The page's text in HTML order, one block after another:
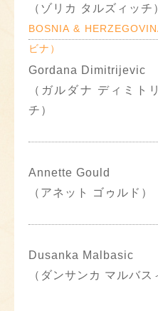
（ゾリカ タルズィッチ
BOSNIA &
ビナ）
Gordana Dimitrijevic
（ガルダナ ディミト
チ）
Annette Gould
（アネット ゴゥルド）
Dusanka Malbasic
（ダンサンカ マルバス